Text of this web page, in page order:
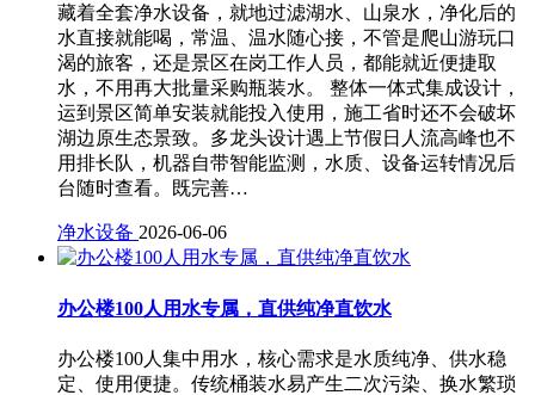
藏着全套净水设备，就地过滤湖水、山泉水，净化后的
水直接就能喝，常温、温水随心接，不管是爬山游玩口
渴的旅客，还是景区在岗工作人员，都能就近便捷取
水，不用再大批量采购瓶装水。 整体一体式集成设计，
运到景区简单安装就能投入使用，施工省时还不会破坏
湖边原生态景致。多龙头设计遇上节假日人流高峰也不
用排长队，机器自带智能监测，水质、设备运转情况后
台随时查看。既完善…
净水设备 2026-06-06
办公楼100人用水专属，直供纯净直饮水
办公楼100人集中用水，核心需求是水质纯净、供水稳
定、使用便捷。传统桶装水易产生二次污染、换水繁琐